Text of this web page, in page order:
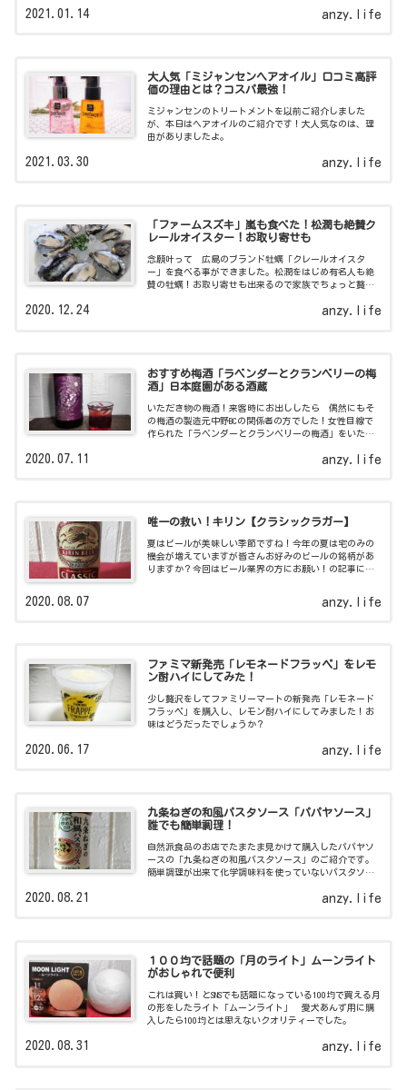
anzy.life
2021.01.14
大人気「ミジャンセンヘアオイル」口コミ高評
価の理由とは？コスパ最強！
ミジャンセンのトリートメントを以前ご紹介しました
が、本日はヘアオイルのご紹介です！大人気なのは、理
由がありましたよ。
anzy.life
2021.03.30
「ファームスズキ」嵐も食べた！松潤も絶賛ク
レールオイスター！お取り寄せも
念願叶って 広島のブランド牡蠣「クレールオイスタ
ー」を食べる事ができました。松潤をはじめ有名人も絶
賛の牡蠣！お取り寄せも出来るので家族でちょっと贅沢
anzy.life
2020.12.24
おすすめ梅酒「ラベンダーとクランベリーの梅
酒」日本庭園がある酒蔵
いただき物の梅酒！来客時にお出ししたら 偶然にもそ
の梅酒の製造元中野BCの関係者の方でした！女性目線で
作られた「ラベンダーとクランベリーの梅酒」をいただ
anzy.life
2020.07.11
唯一の救い！キリン【クラシックラガー】
夏はビールが美味しい季節ですね！今年の夏は宅のみの
機会が増えていますが皆さんお好みのビールの銘柄があ
りますか？今回はビール業界の方にお願い！の記事にな
anzy.life
2020.08.07
ファミマ新発売「レモネードフラッペ」をレモ
ン酎ハイにしてみた！
少し贅沢をしてファミリーマートの新発売「レモネード
フラッペ」を購入し、レモン酎ハイにしてみました！お
味はどうだったでしょうか？
anzy.life
2020.06.17
九条ねぎの和風パスタソース「パパヤソース」
誰でも簡単調理！
自然派食品のお店でたまたま見かけて購入したパパヤソ
ースの「九条ねぎの和風パスタソース」のご紹介です。
簡単調理が出来て化学調味料を使っていないパスタソー
anzy.life
2020.08.21
１００均で話題の「月のライト」ムーンライト
がおしゃれで便利
これは買い！とSNSでも話題になっている100均で買える月
の形をしたライト「ムーンライト」 愛犬あんず用に購
入したら100均とは思えないクオリティーでした。
anzy.life
2020.08.31